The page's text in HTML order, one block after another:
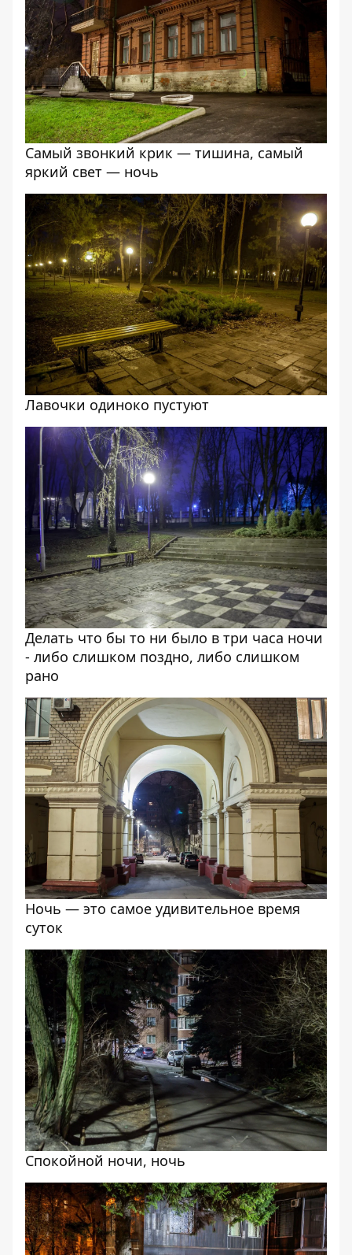
Самый звонкий крик — тишина, самый
яркий свет — ночь
Лавочки одиноко пустуют
Делать что бы то ни было в три часа ночи
- либо слишком поздно, либо слишком
рано
Ночь — это самое удивительное время
суток
Спокойной ночи, ночь